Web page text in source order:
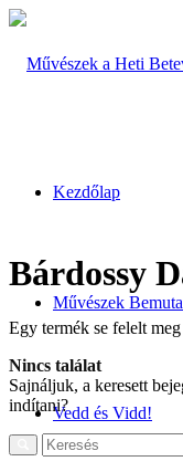
Kezdőlap
Művészek
Vedd és Vidd!
Bárdossy
Egy termék se felelt meg
Nincs találat
Sajnáljuk, a keresett
indítani?